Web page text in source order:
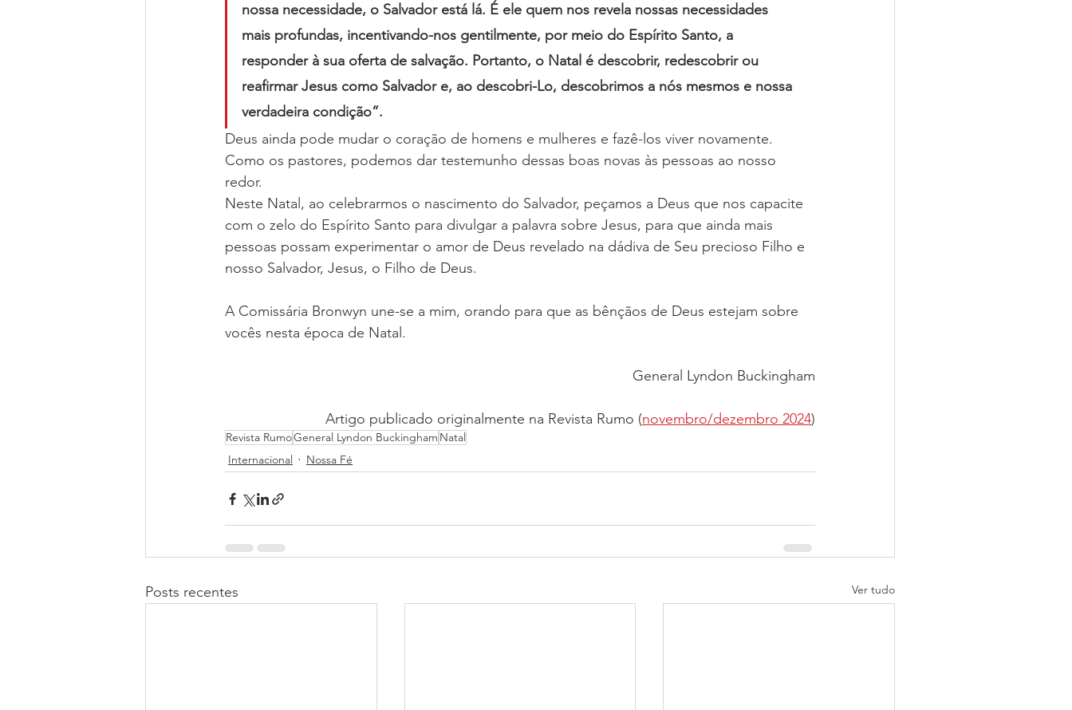
nossa necessidade, o Salvador está lá. É ele quem nos revela nossas necessidades
mais profundas, incentivando-nos gentilmente, por meio do Espírito Santo, a
responder à sua oferta de salvação. Portanto, o Natal é descobrir, redescobrir ou
reafirmar Jesus como Salvador e, ao descobri-Lo, descobrimos a nós mesmos e nossa
verdadeira condição”.
Deus ainda pode mudar o coração de homens e mulheres e fazê-los viver novamente.
Como os pastores, podemos dar testemunho dessas boas novas às pessoas ao nosso
redor.
Neste Natal, ao celebrarmos o nascimento do Salvador, peçamos a Deus que nos capacite
com o zelo do Espírito Santo para divulgar a palavra sobre Jesus, para que ainda mais
pessoas possam experimentar o amor de Deus revelado na dádiva de Seu precioso Filho e
nosso Salvador, Jesus, o Filho de Deus.
A Comissária Bronwyn une-se a mim, orando para que as bênçãos de Deus estejam sobre
vocês nesta época de Natal.
General Lyndon Buckingham
Artigo publicado originalmente na Revista Rumo (novembro/dezembro 2024)
Revista RumoGeneral Lyndon Buckingham Natal
Internacional
Nossa Fé
Posts recentes Ver tudo